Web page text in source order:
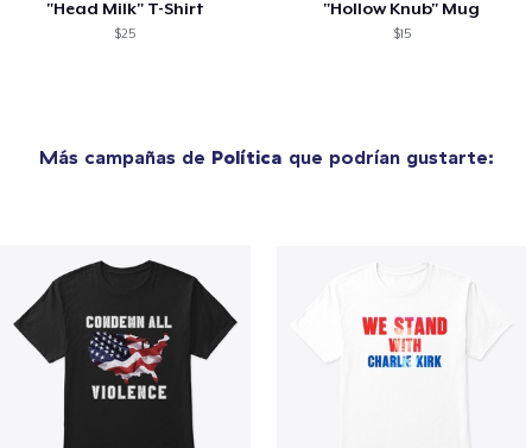
"Head Milk" T-Shirt
$25
"Hollow Knub" Mug
$15
Más campañas de Política que podrían gustarte: